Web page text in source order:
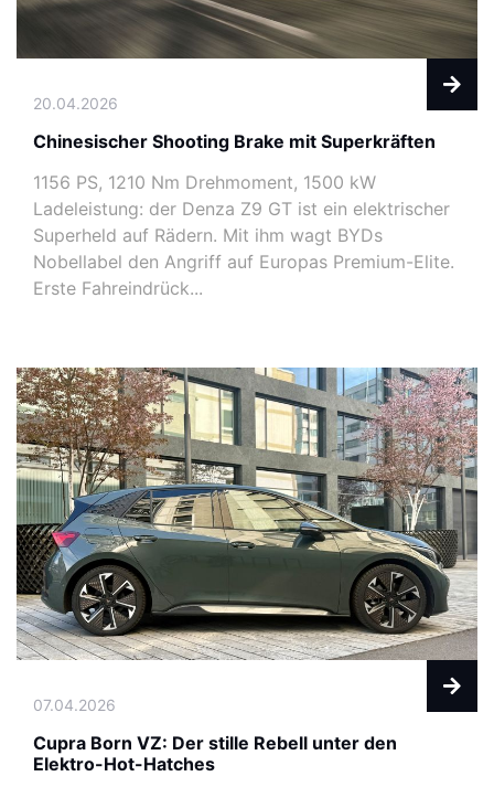
20.04.2026
Chinesischer Shooting Brake mit Superkräften
1156 PS, 1210 Nm Drehmoment, 1500 kW
Ladeleistung: der Denza Z9 GT ist ein elektrischer
Superheld auf Rädern. Mit ihm wagt BYDs
Nobellabel den Angriff auf Europas Premium-Elite.
Erste Fahreindrück...
07.04.2026
Cupra Born VZ: Der stille Rebell unter den
Elektro-Hot-Hatches